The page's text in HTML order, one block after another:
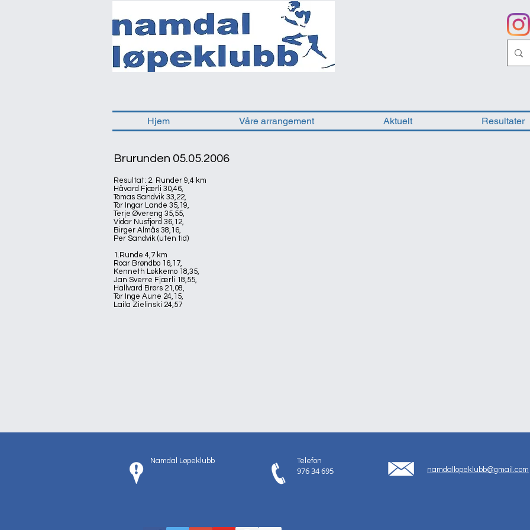
Hjem Våre arrangement Aktuelt Resultater
Brurunden 05.05.2006
Resultat: 2. Runder 9,4 km
Håvard Fjærli 30,46,
Tomas Sandvik 33,22,
Tor Ingar Lande 35,19,
Terje Øvereng 35,55,
Vidar Nusfjord 36,12,
Birger Almås 38,16,
Per Sandvik (uten tid)
1.Runde 4,7 km
Roar Brøndbo 16,17,
Kenneth Løkkemo 18,35,
Jan Sverre Fjærli 18,55,
Hallvard Brørs 21,08,
Tor Inge Aune 24,15,
Laila Zielinski 24,57
Namdal Løpeklubb Telefon
976 34 695 namdallopeklubb@gmail.com